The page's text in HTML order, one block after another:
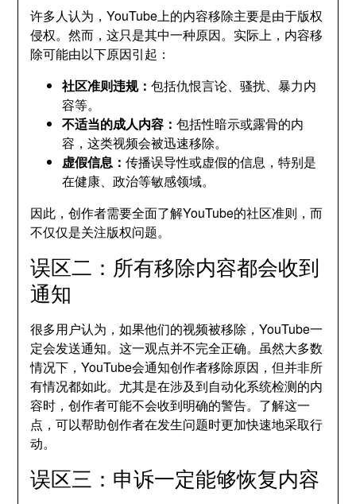
许多人认为，YouTube上的内容移除主要是由于版权
侵权。然而，这只是其中一种原因。实际上，内容移
除可能由以下原因引起：
社区准则违规：包括仇恨言论、骚扰、暴力内
容等。
不适当的成人内容：包括性暗示或露骨的内
容，这类视频会被迅速移除。
虚假信息：传播误导性或虚假的信息，特别是
在健康、政治等敏感领域。
因此，创作者需要全面了解YouTube的社区准则，而
不仅仅是关注版权问题。
误区二：所有移除内容都会收到
通知
很多用户认为，如果他们的视频被移除，YouTube一
定会发送通知。这一观点并不完全正确。虽然大多数
情况下，YouTube会通知创作者移除原因，但并非所
有情况都如此。尤其是在涉及到自动化系统检测的内
容时，创作者可能不会收到明确的警告。了解这一
点，可以帮助创作者在发生问题时更加快速地采取行
动。
误区三：申诉一定能够恢复内容